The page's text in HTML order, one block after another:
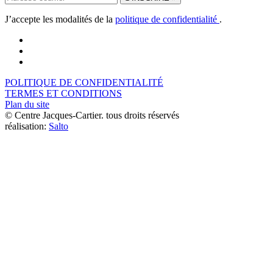
J’accepte les modalités de la politique de confidentialité .
POLITIQUE DE CONFIDENTIALITÉ
TERMES ET CONDITIONS
Plan du site
© Centre Jacques-Cartier. tous droits réservés
réalisation: Salto